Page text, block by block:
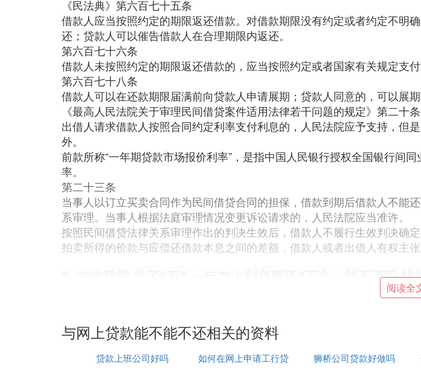
《民法典》第六百七十五条
借款人应当按照约定的期限返还借款。对借款期限没有约定或者约定不明
还；贷款人可以催告借款人在合理期限内返还。
第六百七十六条
借款人未按照约定的期限返还借款的，应当按照约定或者国家有关规定支付
第六百七十八条
借款人可以在还款期限届满前向贷款人申请展期；贷款人同意的，可以展期
《最高人民法院关于审理民间借贷案件适用法律若干问题的规定》第二十条
出借人请求借款人按照合同约定利率支付利息的，人民法院应予支持，但
外。
前款所称“一年期贷款市场报价利率”，是指中国人民银行授权全国银行间
率。
第二十三条
当事人以订立买卖合同作为民间借贷合同的担保，借款到期后借款人不能
系审理。当事人根据法庭审理情况变更诉讼请求的，人民法院应当准许。
按照民间借贷法律关系审理作出的判决生效后，借款人不履行生效判决确
拍卖所得的价款与应偿还借款本息之间的差额，借款人或者出借人有权主张
2. 在你我贷 借了1万5 一年加上利息要还2万多，能不还吗 掉
借款需要提前了解贷款利息，不然很容易被坑，不过建议你先把款项还上
3. 网上借的小额贷款 不还有没有事
网上借的小额贷款不能不还，除非平台收取的利息过于高昂达到了高利贷
阅读全
与网上贷款能不能不还相关的资料
贷款上班公司好吗
如何在网上申请工行贷
狮桥公司贷款好做吗